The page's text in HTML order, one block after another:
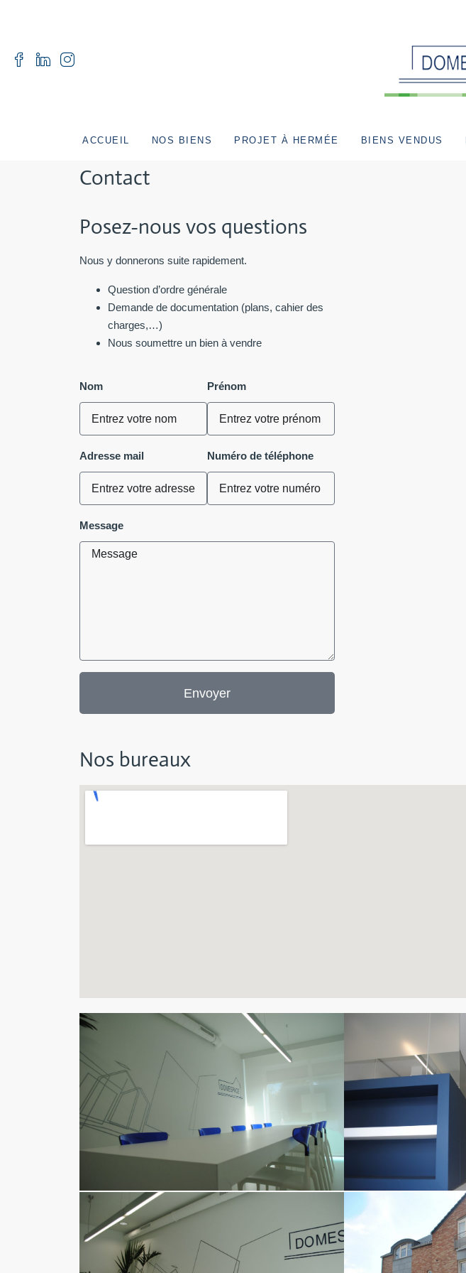
ACCUEIL NOS BIENS PROJET À HERMÉE BIENS VENDUS
Contact
Posez-nous vos questions
Nous y donnerons suite rapidement.
Question d’ordre générale
Demande de documentation (plans, cahier des
charges,…)
Nous soumettre un bien à vendre
Nom Prénom
Adresse mail Numéro de téléphone
Message
Envoyer
Nos bureaux